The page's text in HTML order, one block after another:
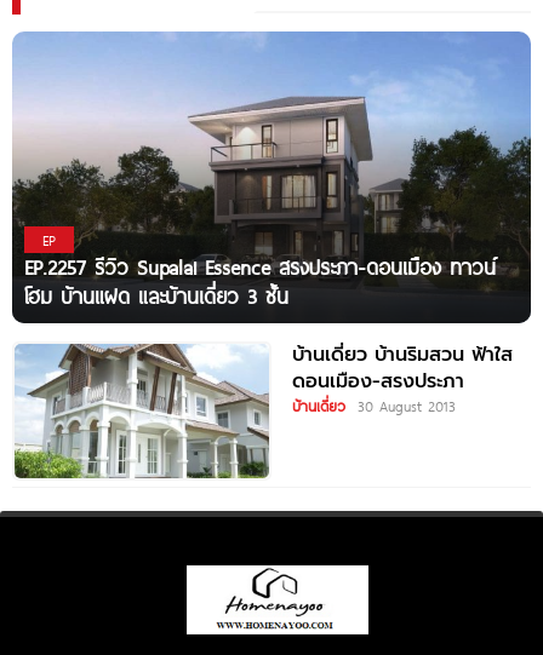
EP
EP.2257 รีวิว Supalai Essence สรงประภา-ดอนเมือง ทาวน์
โฮม บ้านแฝด และบ้านเดี่ยว 3 ชั้น
บ้านเดี่ยว บ้านริมสวน ฟ้าใส
ดอนเมือง-สรงประภา
บ้านเดี่ยว 30 August 2013